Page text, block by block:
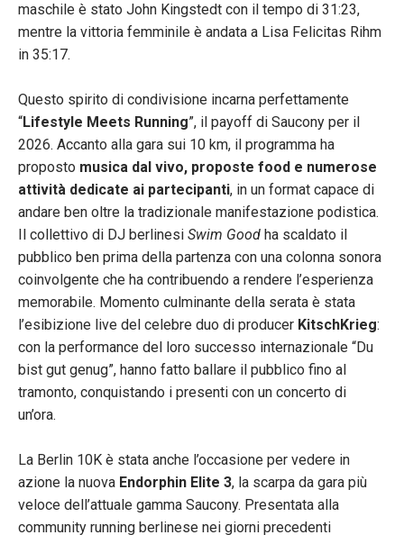
maschile è stato John Kingstedt con il tempo di 31:23,
mentre la vittoria femminile è andata a Lisa Felicitas Rihm
in 35:17.
Questo spirito di condivisione incarna perfettamente
“Lifestyle Meets Running”, il payoff di Saucony per il
2026. Accanto alla gara sui 10 km, il programma ha
proposto musica dal vivo, proposte food e numerose
attività dedicate ai partecipanti, in un format capace di
andare ben oltre la tradizionale manifestazione podistica.
​Il collettivo di DJ berlinesi Swim Good ha scaldato il
pubblico ben prima della partenza con una colonna sonora
coinvolgente che ha contribuendo a rendere l’esperienza
memorabile. Momento culminante della serata è stata
l’esibizione live del celebre duo di producer KitschKrieg:
con la performance del loro successo internazionale “Du
bist gut genug”, hanno fatto ballare il pubblico fino al
tramonto, conquistando i presenti con un concerto di
un’ora.
La Berlin 10K è stata anche l’occasione per vedere in
azione la nuova Endorphin Elite 3, la scarpa da gara più
veloce dell’attuale gamma Saucony. Presentata alla
community running berlinese nei giorni precedenti